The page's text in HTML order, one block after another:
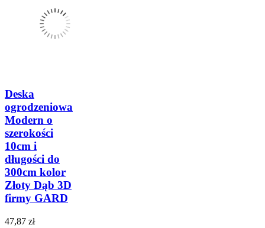
Deska
ogrodzeniowa
Modern o
szerokości
10cm i
długości do
300cm kolor
Złoty Dąb 3D
firmy GARD
47,87 zł